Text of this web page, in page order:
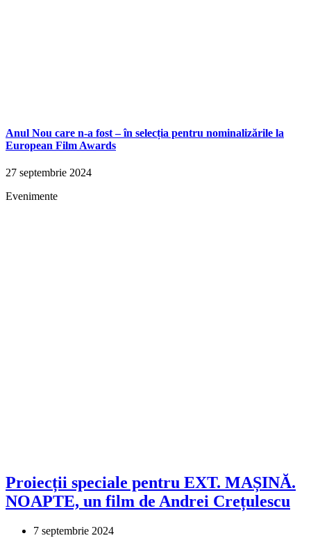
Anul Nou care n-a fost – în selecția pentru nominalizările la
European Film Awards
27 septembrie 2024
Evenimente
Proiecții speciale pentru EXT. MAȘINĂ.
NOAPTE, un film de Andrei Crețulescu
7 septembrie 2024